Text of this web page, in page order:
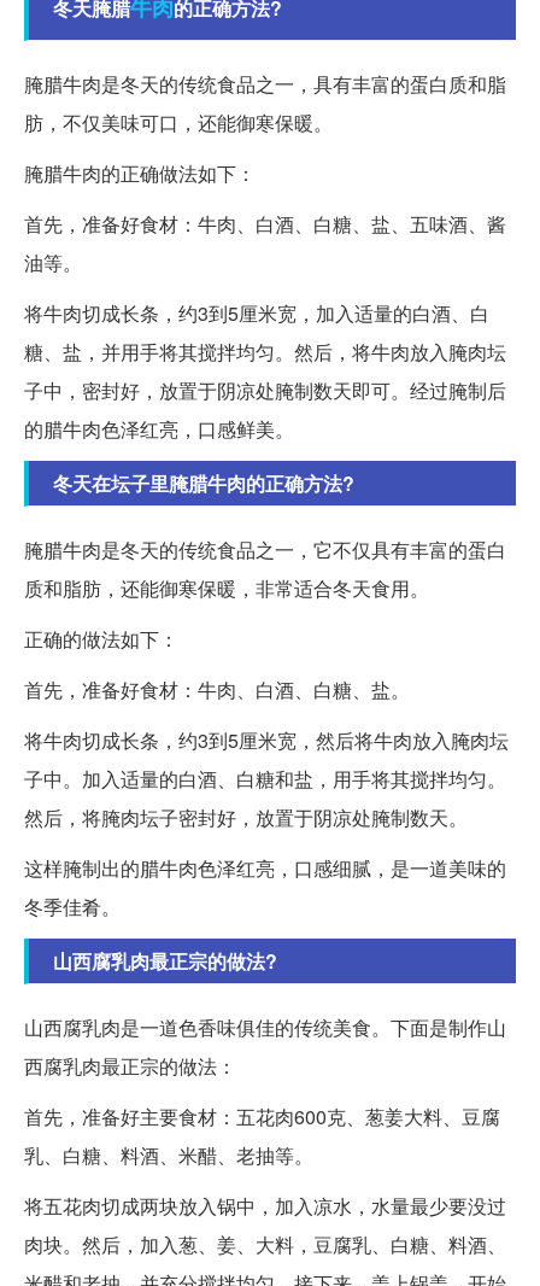
冬天腌腊牛肉的正确方法?
腌腊牛肉是冬天的传统食品之一，具有丰富的蛋白质和脂
肪，不仅美味可口，还能御寒保暖。
腌腊牛肉的正确做法如下：
首先，准备好食材：牛肉、白酒、白糖、盐、五味酒、酱
油等。
将牛肉切成长条，约3到5厘米宽，加入适量的白酒、白
糖、盐，并用手将其搅拌均匀。然后，将牛肉放入腌肉坛
子中，密封好，放置于阴凉处腌制数天即可。经过腌制后
的腊牛肉色泽红亮，口感鲜美。
冬天在坛子里腌腊牛肉的正确方法?
腌腊牛肉是冬天的传统食品之一，它不仅具有丰富的蛋白
质和脂肪，还能御寒保暖，非常适合冬天食用。
正确的做法如下：
首先，准备好食材：牛肉、白酒、白糖、盐。
将牛肉切成长条，约3到5厘米宽，然后将牛肉放入腌肉坛
子中。加入适量的白酒、白糖和盐，用手将其搅拌均匀。
然后，将腌肉坛子密封好，放置于阴凉处腌制数天。
这样腌制出的腊牛肉色泽红亮，口感细腻，是一道美味的
冬季佳肴。
山西腐乳肉最正宗的做法?
山西腐乳肉是一道色香味俱佳的传统美食。下面是制作山
西腐乳肉最正宗的做法：
首先，准备好主要食材：五花肉600克、葱姜大料、豆腐
乳、白糖、料酒、米醋、老抽等。
将五花肉切成两块放入锅中，加入凉水，水量最少要没过
肉块。然后，加入葱、姜、大料，豆腐乳、白糖、料酒、